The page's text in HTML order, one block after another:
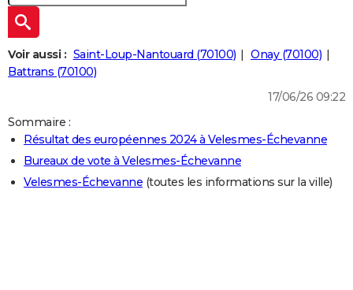
Essais
Réserver un essai
Citadines
Berlines
SUV
Forum auto
+HIGH-TECH
Mobiles
Meilleur smartphone
Internet
Ordinateurs
Jeux vidéo
Guide high-tech
+
BRICOLAGE
Forum
Aménagement intérieur
Extérieur
Cuisine
Salle de bains
Jardinage
Rangement
+
LIFESTYLE
Art de vivre
Bien-être
Loisirs
Mode
Modes de vie
SANTE
Alimentation
Guide de la santé
Maladies
Médicaments
Sommeil
VOYAGE
Voir aussi : Saint-Loup-Nantouard (70100)
Onay (70100)
Battrans (70100)
17/06/26 09:22
Sommaire :
Résultat des européennes 2024 à Velesmes-Échevanne
Bureaux de vote à Velesmes-Échevanne
Velesmes-Échevanne (toutes les informations sur la ville)